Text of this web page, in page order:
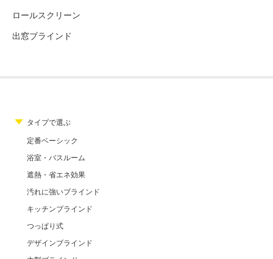
ロールスクリーン
出窓ブラインド
タイプで選ぶ
定番ベーシック
浴室・バスルーム
遮熱・省エネ効果
汚れに強いブラインド
キッチンブラインド
つっぱり式
デザインブラインド